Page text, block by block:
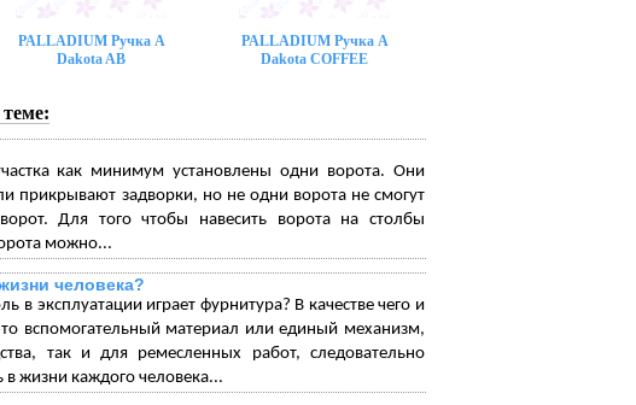
PALLADIUM Ручка A
Dakota AB
PALLADIUM Ручка A
Dakota COFFEE
как минимум установлены одни ворота. Они
прикрывают задворки, но не одни ворота не смогут
Для того чтобы навесить ворота на столбы
можно...
человека?
эксплуатации играет фурнитура? В качестве чего и
вспомогательный материал или единый механизм,
так и для ремесленных работ, следовательно
жизни каждого человека...